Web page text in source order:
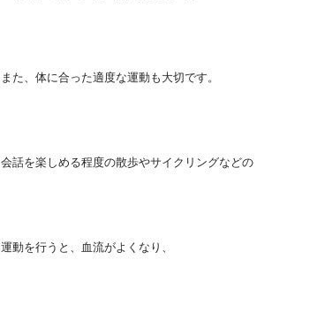
また、体に合った適度な運動も大切です。
会話を楽しめる程度の散歩やサイクリングなどの
運動を行うと、血流がよくなり、